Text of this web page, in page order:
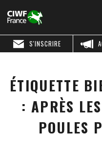
S'INSCRIRE
ÉTIQUETTE
: APRÈS
POULES